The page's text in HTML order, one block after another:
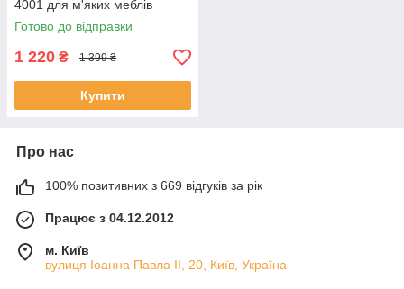
4001 для м'яких меблів
Готово до відправки
1 220 ₴ 1 399 ₴
Купити
Про нас
100% позитивних з 669 відгуків за рік
Працює з 04.12.2012
м. Київ
вулиця Іоанна Павла ІІ, 20, Київ, Україна